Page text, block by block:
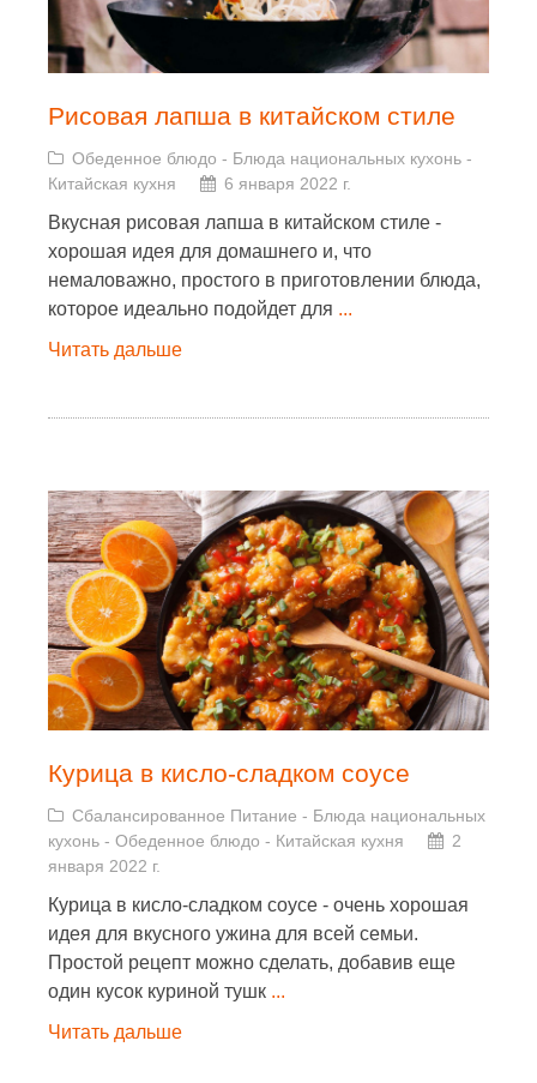
Рисовая лапша в китайском стиле
Обеденное блюдо - Блюда национальных кухонь -
Китайская кухня
6 января 2022 г.
Вкусная рисовая лапша в китайском стиле -
хорошая идея для домашнего и, что
немаловажно, простого в приготовлении блюда,
которое идеально подойдет для ...
Читать дальше
Курица в кисло-сладком соусе
Сбалансированное Питание - Блюда национальных
кухонь - Обеденное блюдо - Китайская кухня
2
января 2022 г.
Курица в кисло-сладком соусе - очень хорошая
идея для вкусного ужина для всей семьи.
Простой рецепт можно сделать, добавив еще
один кусок куриной тушк ...
Читать дальше